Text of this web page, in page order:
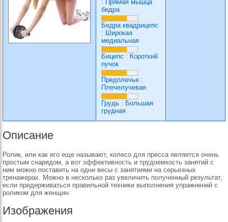
: Прямая мышца
бедра
Бедра квадрицепс
: Широкая
медиальная
Бицепс : Короткий
пучок
Предплечье :
Плечелучевая
Грудь : Большая
грудная
Описание
Ролик, или как его еще называют, колесо для пресса является очень
простым снарядом, а вот эффективность и трудоемкость занятий с
ним можно поставить на одни весы с занятиями на серьезных
тренажерах. Можно в несколько раз увеличить полученный результат,
если придерживаться правильной техники выполнения упражнений с
роликом для женщин.
Изображения